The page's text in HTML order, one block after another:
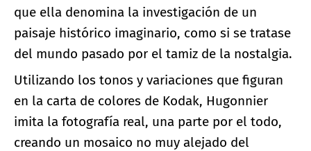
que ella denomina la investigación de un
paisaje histórico imaginario, como si se tratase
del mundo pasado por el tamiz de la nostalgia.
Utilizando los tonos y variaciones que figuran
en la carta de colores de Kodak, Hugonnier
imita la fotografía real, una parte por el todo,
creando un mosaico no muy alejado del